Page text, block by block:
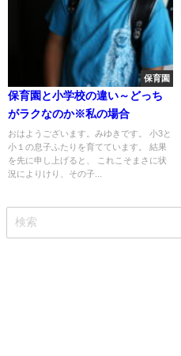
保育園
保育園と小学校の違い～どっち
がラクなのか※私の場合
おはようございます。みゆきです。 小3と
小１の息子ふたりを育てています。 結果
を先に申し上げると、 これこそまさに状
況によりけり、その子...